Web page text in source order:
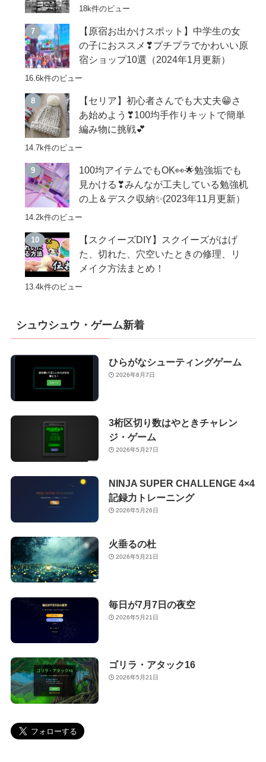
18k件のビュー
【原宿お出かけスポット】中学生の女
の子におススメ❣プチプラでかわいい原
宿ショップ10選（2024年1月更新）
16.6k件のビュー
【セリア】初心者さんでも大丈夫😁さ
あ始めよう❣100均手作りキットで簡単
編み物に挑戦💕
14.7k件のビュー
100均アイテムでもOK👀🌟勉強垢でも
見かける❣みんなが工夫している勉強机
の上＆デスク収納✨(2023年11月更新）
14.2k件のビュー
【スクイーズDIY】スクイーズがはげ
た、切れた、穴空いたときの修理、リ
メイク方法まとめ！
13.4k件のビュー
シュウシュウ・ゲーム新着
ひらがなシューティングゲーム
2026年8月7日
3桁区切り数はやときチャレン
ジ・ゲーム
2026年5月27日
NINJA SUPER CHALLENGE 4×4
記録力トレーニング
2026年5月26日
火垂るの杜
2026年5月21日
毎日が7月7日の夜空
2026年5月21日
ゴリラ・アタック16
2026年5月21日